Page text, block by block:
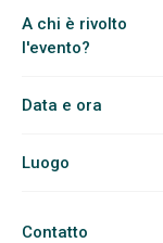
A chi è rivolto
l'evento?
Data e ora
Luogo
Contatto